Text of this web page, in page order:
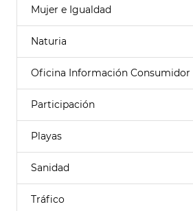
Mujer e Igualdad
Naturia
Oficina Información Consumidor
Participación
Playas
Sanidad
Tráfico